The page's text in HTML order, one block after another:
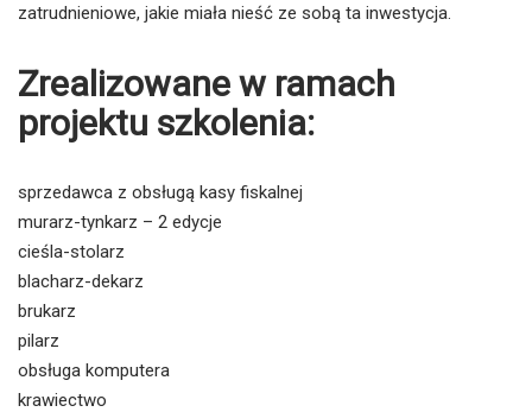
zatrudnieniowe, jakie miała nieść ze sobą ta inwestycja.
Zrealizowane w ramach
projektu szkolenia:
sprzedawca z obsługą kasy fiskalnej
murarz-tynkarz – 2 edycje
cieśla-stolarz
blacharz-dekarz
brukarz
pilarz
obsługa komputera
krawiectwo